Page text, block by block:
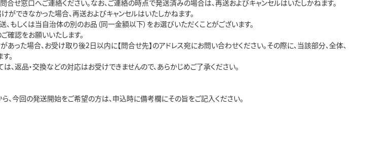
せ窓口へご連絡ください。なお、ご連絡の時点で発送済みの場合は、再送およびキャンセルはいたしかねます。
できなかった場合、再送およびキャンセルはいたしかねます。
もしくは当自治体の別のお品（同一金額以下）をお選びいただくことがございます。
確認をお願いいたします。
った場合、お受け取り後2日以内に【問合せ先】のアドレス宛にお問い合わせください。その際に、当該部分、全体、
。
、返品・交換などの対応はお受けできませんので、あらかじめご了承ください。
、今回の発送開始をご希望の方は、申込時に備考欄にその旨をご記入ください。